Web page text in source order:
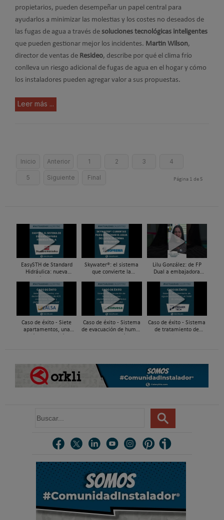
propietarios, pueden desempeñar un papel central para
ayudarlos a minimizar las molestias y los costes no deseados de
las fugas de agua a través de soluciones tecnológicas inteligentes
que pueden gestionar mejor los incidentes. Martin Wilson,
director de ventas de Resideo, describe por qué el clima frío
conlleva un riesgo adicional de fugas de agua en el hogar y cómo
los instaladores pueden agregar valor a sus propuestas.
Leer más ...
Inicio Anterior 1 2 3 4
5 Siguiente Final Página 1 de 5
EasySTH de Standard
Hidráulica: nueva
de expansión para
tuberías PEX
Skywater®: el sistema
que convierte la
infraestructura activa de
gestión del agua...
Lilu González: de FP
Dual a embajadora
| Mecatrónica Industrial
Caso de éxito - Siete
apartamentos, una
Caso de éxito - Sistema
de evacuación de humos
Caso de éxito - Sistema
de tratamiento de
u
r
.